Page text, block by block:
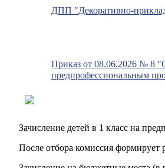
ДПП "Декоративно-
Приказ от 08.06.2026 № 8
предпрофессиональным
Зачисление детей в 1 класс на
После отбора комиссия